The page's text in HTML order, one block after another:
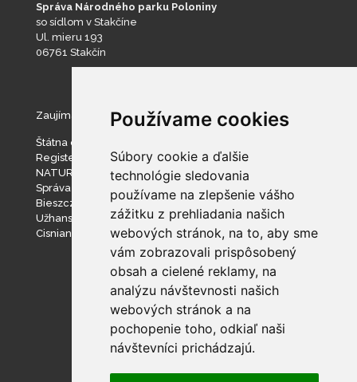
Používame cookies
Súbory cookie a ďalšie
technológie sledovania
používame na zlepšenie vášho
zážitku z prehliadania našich
webových stránok, na to, aby sme
vám zobrazovali prispôsobený
obsah a cielené reklamy, na
analýzu návštevnosti našich
webových stránok a na
pochopenie toho, odkiaľ naši
návštevníci prichádzajú.
Správa Národného parku Poloniny
so sídlom v Stakčíne
Ul. mieru 193
06761 Stakčín
Zaujímavé stránky
Štátna ochrana prírody SR
Register ponúkaného majetku štátu
NATURA 2000
Správa slovenských jaskýň
Bieszczadzki Park Narodowy
Užhanský národný prírodný park
Cisniansko-Wetlinský park krajobrazowy